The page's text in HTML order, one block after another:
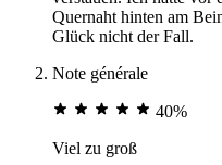
Quernaht hinten am
Glück nicht der Fall.
Note générale
40%
Viel zu groß